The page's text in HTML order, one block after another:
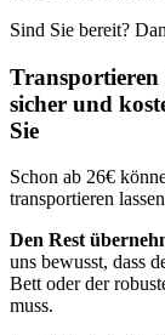
Sind Sie bereit?
Transportieren
sicher und
Sie
Schon ab 26€
transportieren
Den Rest
uns bewusst, dass
Bett oder der
muss.